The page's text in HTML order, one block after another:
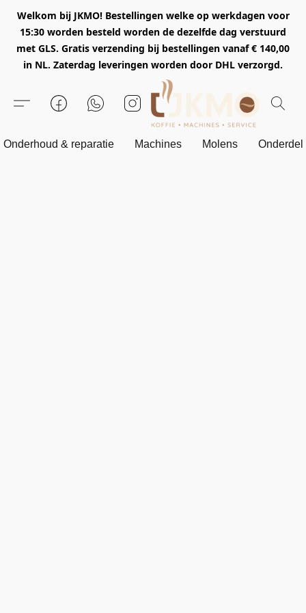
Welkom bij JKMO! Bestellingen welke op werkdagen voor
15:30 worden besteld worden de dezelfde dag verstuurd
met GLS. Gratis verzending bij bestellingen vanaf € 140,00
in NL. Zaterdag leveringen worden door DHL verzorgd.
Onderhoud & reparatie Machines Molens